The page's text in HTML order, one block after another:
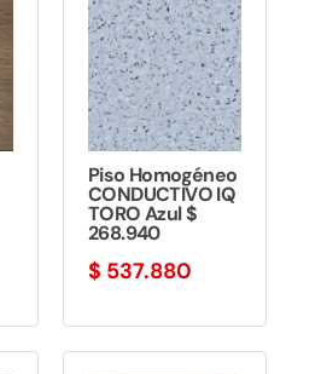
Piso Homogéneo
CONDUCTIVO IQ
TORO Azul $
268.940
$ 537.880